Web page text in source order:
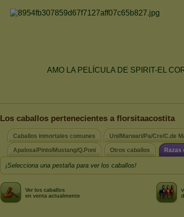
Los caballos pertenecientes a florsitaacostita
Caballos inmortales comunes Uni/Marwari/Pa/Cre/C.de
Apalosa/Pinto/Mustang/Q.Poni Otros caballos Razas
¡Selecciona una pestaña para ver los caballos!
Ver los caballos
en venta actualmente